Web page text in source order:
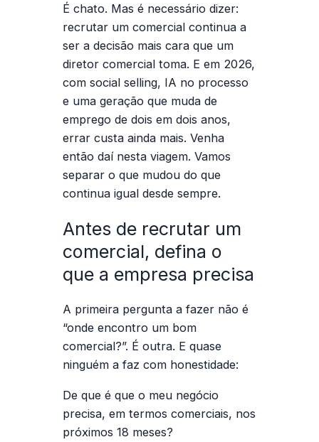
É chato. Mas é necessário dizer:
recrutar um comercial continua a
ser a decisão mais cara que um
diretor comercial toma. E em 2026,
com social selling, IA no processo
e uma geração que muda de
emprego de dois em dois anos,
errar custa ainda mais. Venha
então daí nesta viagem. Vamos
separar o que mudou do que
continua igual desde sempre.
Antes de recrutar um
comercial, defina o
que a empresa precisa
A primeira pergunta a fazer não é
“onde encontro um bom
comercial?”. É outra. E quase
ninguém a faz com honestidade:
De que é que o meu negócio
precisa, em termos comerciais, nos
próximos 18 meses?